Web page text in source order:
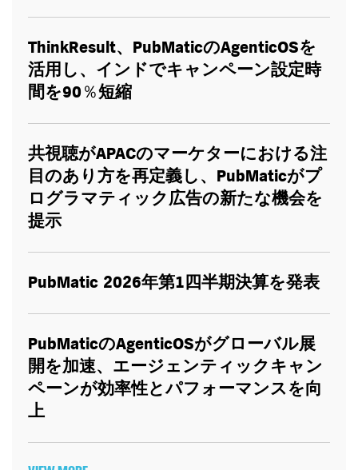
ThinkResult、 PubMaticのAgenticOSを
活用し、インドでキャンペーン設定時
間を90％短縮
共視聴がAPACのマーケターにおける注
目のあり方を再定義し、 PubMaticがプ
ログラマティック広告の新たな機会を
提示
PubMatic 2026年第1 四半期決算を発表
PubMaticのAgenticOSがグローバル展
開を加速、エージェンティックキャン
ペーンが効率性とパフォーマンスを向
上